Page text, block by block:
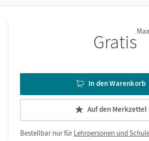
Gratis
In den Warenkorb
Auf den Merkzettel
Bestellbar nur fürLehrpersonen und